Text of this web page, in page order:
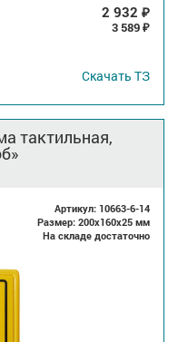
2 932 ₽
3 589 ₽
Скачать ТЗ
тактильная,
Артикул: 10663-6-14
Размер: 200x160x25 мм
На складе достаточно